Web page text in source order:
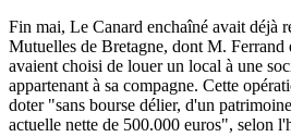
Fin mai, Le Canard enchaîné avait déjà
Mutuelles de Bretagne, dont M. Ferrand
avaient choisi de louer un local à une
appartenant à sa compagne. Cette
doter "sans bourse délier, d'un
actuelle nette de 500.000 euros", selon